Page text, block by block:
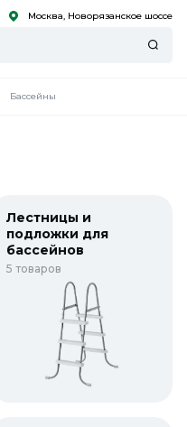
Москва, Новорязанское шоссе
Бассейны
Лестницы и
подложки для
бассейнов
5 товаров